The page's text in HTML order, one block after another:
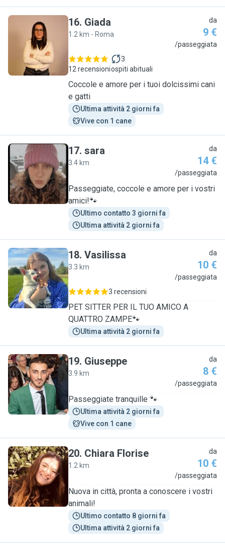
G
16. Giada
1.2 km - Roma
da
9 €
/passeggiata
12 recensioni
3
ospiti abituali
Coccole e amore per i tuoi dolcissimi cani
e gatti
Ultima attività 2 giorni fa
Vive con 1 cane
S
17. sara
3.4 km
da
14 €
/passeggiata
Passeggiate, coccole e amore per i vostri
amici!🐾
Ultimo contatto 3 giorni fa
Ultima attività 2 giorni fa
V
18. Vasilissa
3.3 km
da
10 €
/passeggiata
3 recensioni
PET SITTER PER IL TUO AMICO A
QUATTRO ZAMPE🐾
Ultima attività 2 giorni fa
G
19. Giuseppe
3.9 km
da
8 €
/passeggiata
Passeggiate tranquille 🐾
Ultima attività 2 giorni fa
Vive con 1 cane
C
20. Chiara Florise
1.2 km
da
10 €
/passeggiata
Nuova in città, pronta a conoscere i vostri
animali!
Ultimo contatto 8 giorni fa
Ultima attività 2 giorni fa